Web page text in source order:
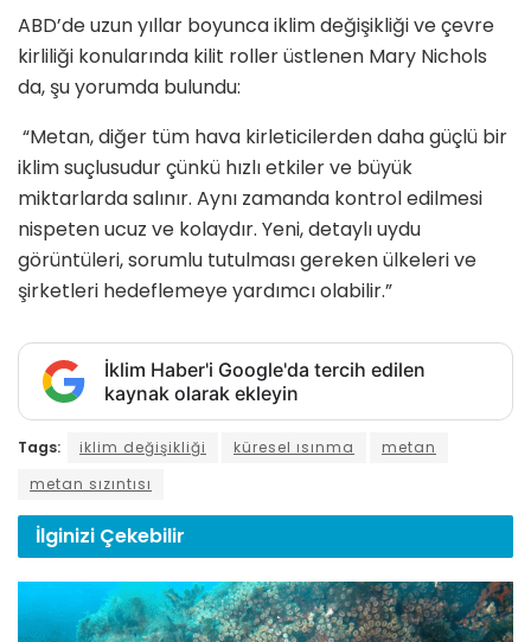
ABD’de uzun yıllar boyunca iklim değişikliği ve çevre
kirliliği konularında kilit roller üstlenen Mary Nichols
da, şu yorumda bulundu:
“Metan, diğer tüm hava kirleticilerden daha güçlü bir
iklim suçlusudur çünkü hızlı etkiler ve büyük
miktarlarda salınır. Aynı zamanda kontrol edilmesi
nispeten ucuz ve kolaydır. Yeni, detaylı uydu
görüntüleri, sorumlu tutulması gereken ülkeleri ve
şirketleri hedeflemeye yardımcı olabilir.”
İklim Haber'i Google'da tercih edilen
kaynak olarak ekleyin
Tags: iklim değişikliği küresel ısınma
metan
metan sızıntısı
İlginizi Çekebilir